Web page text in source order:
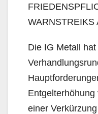
WARNSTREIKS
Die IG Metall
Entgelterhöhung
einer